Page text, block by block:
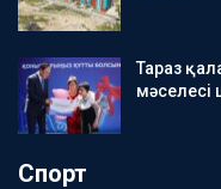
Тараз
мәселесі
Спорт